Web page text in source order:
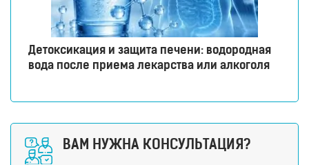
Детоксикация и защита печени: водородная
вода после приема лекарства или алкоголя
ВАМ НУЖНА КОНСУЛЬТАЦИЯ?